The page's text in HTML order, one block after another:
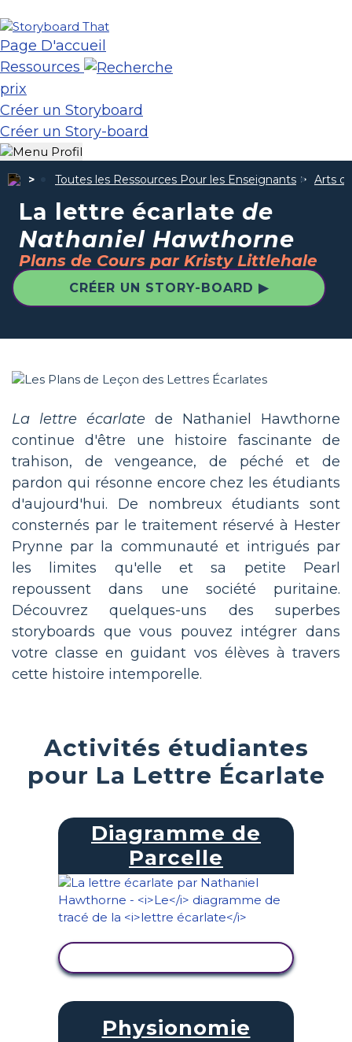
Page D'accueil
Ressources
prix
Créer un Storyboard
Créer un Story-board
Toutes les Ressources Pour les Enseignants Arts
La lettre écarlate de
Nathaniel Hawthorne
Plans de Cours par Kristy Littlehale
CRÉER UN STORY-BOARD ▶
La lettre écarlate de Nathaniel Hawthorne
continue d'être une histoire fascinante de
trahison, de vengeance, de péché et de
pardon qui résonne encore chez les étudiants
d'aujourd'hui. De nombreux étudiants sont
consternés par le traitement réservé à Hester
Prynne par la communauté et intrigués par
les limites qu'elle et sa petite Pearl
repoussent dans une société puritaine.
Découvrez quelques-uns des superbes
storyboards que vous pouvez intégrer dans
votre classe en guidant vos élèves à travers
cette histoire intemporelle.
Activités étudiantes
pour La Lettre Écarlate
Diagramme de
Parcelle
Physionomie